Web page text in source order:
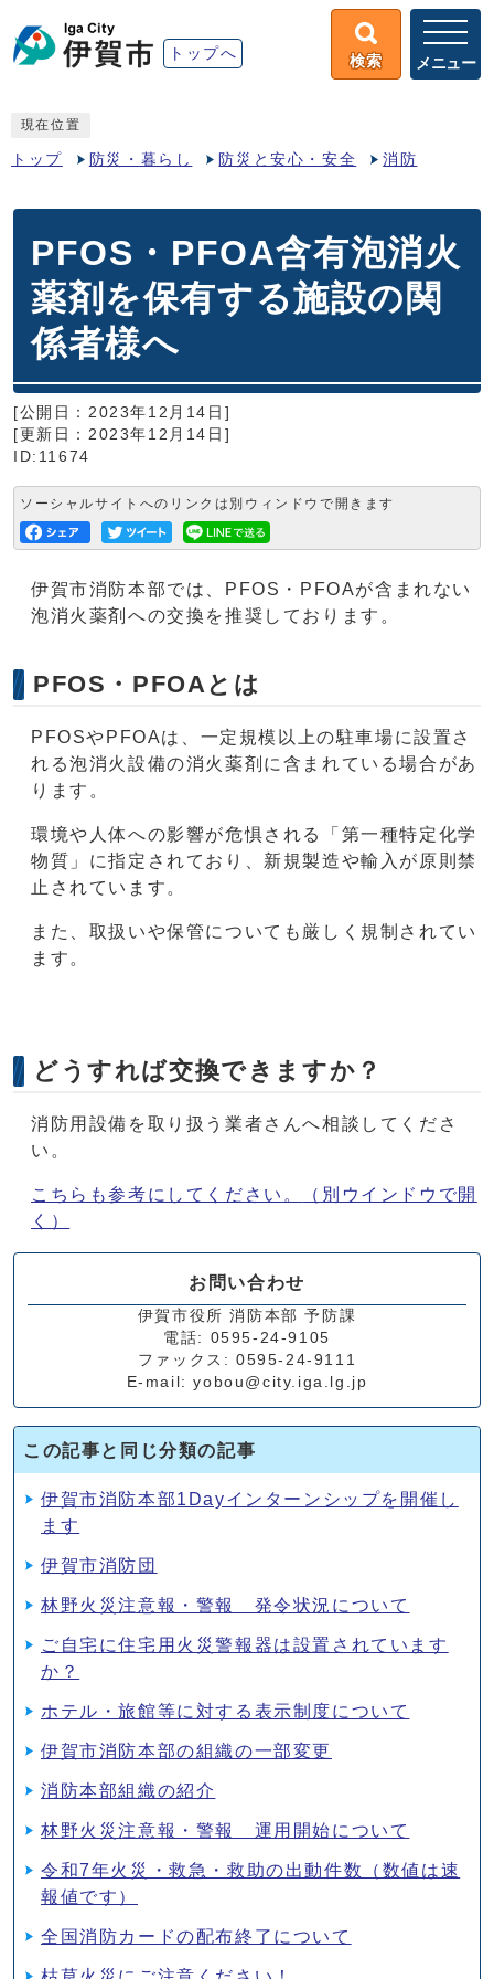
トップへ 検索 メニュー
現在位置
トップ 防災・暮らし 防災と安心・安全 消防
PFOS・PFOA含有泡消火
薬剤を保有する施設の関
係者様へ
[公開日：2023年12月14日]
[更新日：2023年12月14日]
ID:11674
ソーシャルサイトへのリンクは別ウィンドウで開きます
伊賀市消防本部では、PFOS・PFOAが含まれない
泡消火薬剤への交換を推奨しております。
PFOS・PFOAとは
PFOSやPFOAは、一定規模以上の駐車場に設置さ
れる泡消火設備の消火薬剤に含まれている場合があ
ります。
環境や人体への影響が危惧される「第一種特定化学
物質」に指定されており、新規製造や輸入が原則禁
止されています。
また、取扱いや保管についても厳しく規制されてい
ます。
どうすれば交換できますか？
消防用設備を取り扱う業者さんへ相談してくださ
い。
こちらも参考にしてください。
（別ウインドウで開
く）
お問い合わせ
伊賀市役所 消防本部 予防課
電話: 0595-24-9105
ファックス: 0595-24-9111
E-mail: yobou@city.iga.lg.jp
この記事と同じ分類の記事
伊賀市消防本部1Dayインターンシップを開催し
ます
伊賀市消防団
林野火災注意報・警報 発令状況について
ご自宅に住宅用火災警報器は設置されています
か？
ホテル・旅館等に対する表示制度について
伊賀市消防本部の組織の一部変更
消防本部組織の紹介
林野火災注意報・警報 運用開始について
令和7年火災・救急・救助の出動件数（数値は速
報値です）
全国消防カードの配布終了について